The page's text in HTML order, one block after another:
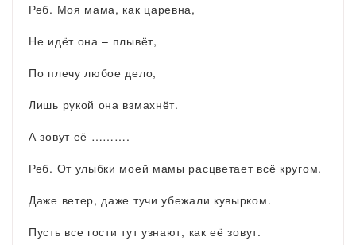
Реб. Моя мама, как царевна,
Не идёт она – плывёт,
По плечу любое дело,
Лишь рукой она взмахнёт.
А зовут её ……….
Реб. От улыбки моей мамы расцветает всё кругом.
Даже ветер, даже тучи убежали кувырком.
Пусть все гости тут узнают, как её зовут.